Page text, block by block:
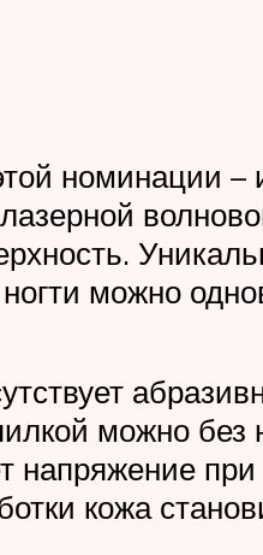
номинации –
ногти можно
можно без
напряжение
кожа